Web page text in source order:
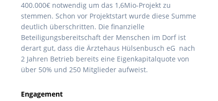
400.000€ notwendig um das 1,6Mio-Projekt zu
stemmen. Schon vor Projektstart wurde diese Summe
deutlich überschritten. Die finanzielle
Beteiligungsbereitschaft der Menschen im Dorf ist
derart gut, dass die Ärztehaus Hülsenbusch eG nach
2 Jahren Betrieb bereits eine Eigenkapitalquote von
über 50% und 250 Mitglieder aufweist.
Engagement